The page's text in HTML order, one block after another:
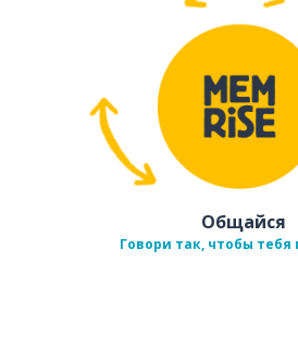
Общайся
Говори так, чтобы